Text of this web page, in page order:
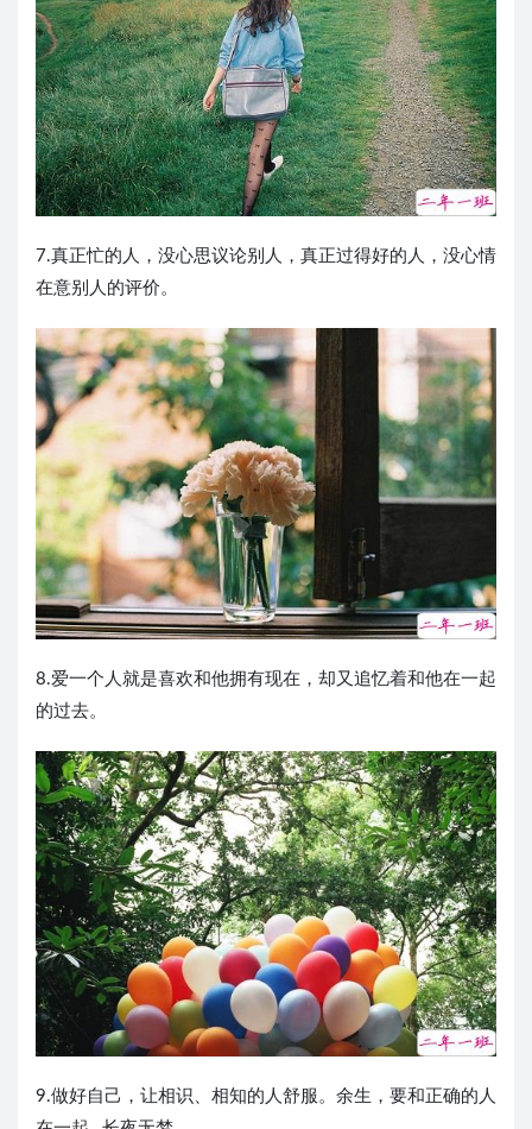
7.真正忙的人，没心思议论别人，真正过得好的人，没心情
在意别人的评价。
8.爱一个人就是喜欢和他拥有现在，却又追忆着和他在一起
的过去。 ​​​​
9.做好自己，让相识、相知的人舒服。余生，要和正确的人